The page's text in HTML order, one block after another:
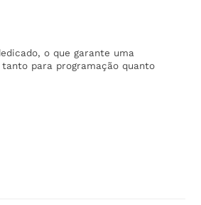
o que garante uma
para programação quanto